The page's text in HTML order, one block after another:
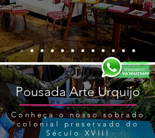
Pousada Arte Urquijo
Conheça o nosso sobrado
colonial preservado do
Século XVIII